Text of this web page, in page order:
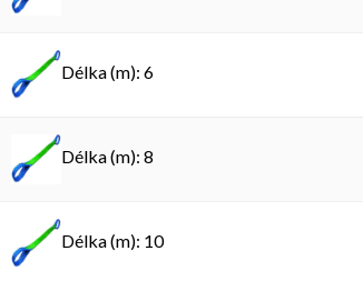
Délka (m): 6
Délka (m): 8
Délka (m): 10